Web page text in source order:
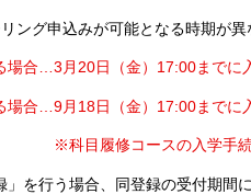
ング申込みが可能となる時期が異
合…3月20日（金）17:00までに
合…9月18日（金）17:00までに
※科目履修コースの入学手
」を行う場合、同登録の受付期間